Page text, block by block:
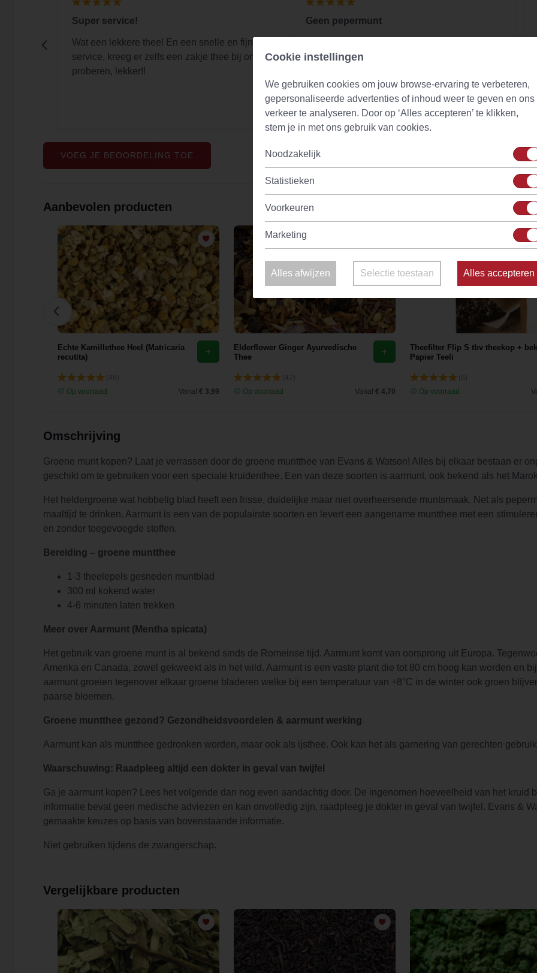
Super service!
Wat een lekkere thee! En een snelle en fijne
service, kreeg er zelfs een zakje thee bij om te
proberen, lekker!!
Geen pepermunt
nogal sluw. Maar deze kun je vertrouwen. Dat
spicata.
VOEG JE BEOORDELING TOE
Aanbevolen producten
Echte Kamillethee Heel (Matricaria
recutita)
Op voorraad
Vanaf € 3,99
Elderflower Ginger Ayurvedische
Thee
Op voorraad
Vanaf € 4,70
Theefilter Flip S tbv theekop +
Papier Teeli
Op voorraad
Omschrijving
Groene munt kopen? Laat je verrassen door de groene muntthee van Evans & Watson! Alles bij elkaar bestaan er
geschikt om te gebruiken voor een speciale kruidenthee. Een van deze soorten is aarmunt, ook bekend als het
Het heldergroene wat hobbelig blad heeft een frisse, duidelijke maar niet overheersende muntsmaak. Net als
maaltijd te drinken. Aarmunt is een van de populairste soorten en levert een aangename muntthee met een
en zonder toegevoegde stoffen.
Bereiding – groene muntthee
1-3 theelepels gesneden muntblad
300 ml kokend water
4-6 minuten laten trekken
Meer over Aarmunt (Mentha spicata)
Het gebruik van groene munt is al bekend sinds de Romeinse tijd. Aarmunt komt van oorsprong uit Europa.
Amerika en Canada, zowel gekweekt als in het wild. Aarmunt is een vaste plant die tot 80 cm hoog kan worden en
aarmunt groeien tegenover elkaar groene bladeren welke bij een temperatuur van +8°C in de winter ook groen
paarse bloemen.
Groene muntthee gezond? Gezondheidsvoordelen & aarmunt werking
Aarmunt kan als muntthee gedronken worden, maar ook als ijsthee. Ook kan het als garnering van gerechten
Waarschuwing: Raadpleeg altijd een dokter in geval van twijfel
Ga je aarmunt kopen? Lees het volgende dan nog even aandachtig door. De ingenomen hoeveelheid van het kruid
informatie bevat geen medische adviezen en kan onvolledig zijn, raadpleeg je dokter in geval van twijfel. Evans &
gemaakte keuzes op basis van bovenstaande informatie.
Niet gebruiken tijdens de zwangerschap.
Vergelijkbare producten
Cookie instellingen
We gebruiken cookies om jouw browse-ervaring te verbeteren,
gepersonaliseerde advertenties of inhoud weer te geven en ons
verkeer te analyseren. Door op ‘Alles accepteren’ te klikken,
stem je in met ons gebruik van cookies.
Noodzakelijk
Statistieken
Voorkeuren
Marketing
Alles afwijzen Selectie toestaan Alles accepteren